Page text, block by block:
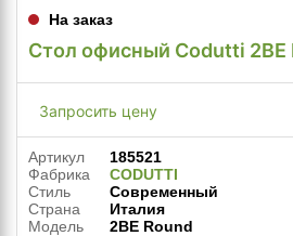
На заказ
Стол офисный Codutti 2BE
Запросить цену
Артикул
185521
Фабрика
CODUTTI
Стиль
Современный
Страна
Италия
Модель
2BE Round